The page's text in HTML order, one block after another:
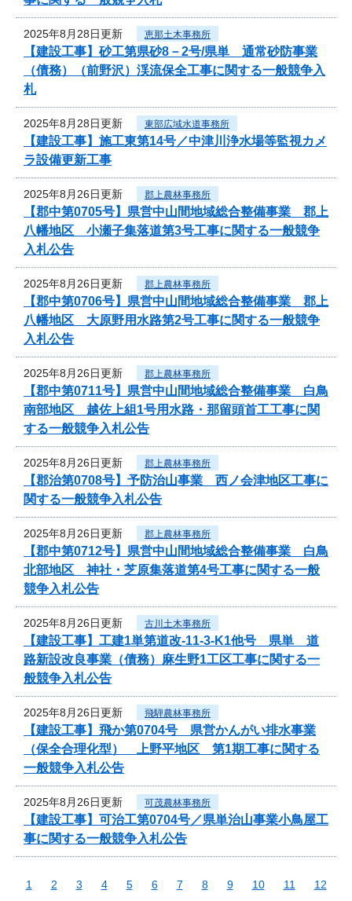
2025年8月28日更新 恵那土木事務所
【建設工事】砂工第県砂8－2号/県単 通常砂防事業
（債務）（前野沢）渓流保全工事に関する一般競争入
札
2025年8月28日更新 東部広域水道事務所
【建設工事】施工東第14号／中津川浄水場等監視カメ
ラ設備更新工事
2025年8月26日更新 郡上農林事務所
【郡中第0705号】県営中山間地域総合整備事業 郡上
八幡地区 小瀬子集落道第3号工事に関する一般競争
入札公告
2025年8月26日更新 郡上農林事務所
【郡中第0706号】県営中山間地域総合整備事業 郡上
八幡地区 大原野用水路第2号工事に関する一般競争
入札公告
2025年8月26日更新 郡上農林事務所
【郡中第0711号】県営中山間地域総合整備事業 白鳥
南部地区 越佐上組1号用水路・那留頭首工工事に関
する一般競争入札公告
2025年8月26日更新 郡上農林事務所
【郡治第0708号】予防治山事業 西ノ会津地区工事に
関する一般競争入札公告
2025年8月26日更新 郡上農林事務所
【郡中第0712号】県営中山間地域総合整備事業 白鳥
北部地区 神社・芝原集落道第4号工事に関する一般
競争入札公告
2025年8月26日更新 古川土木事務所
【建設工事】工建1単第道改-11-3-K1他号 県単 道
路新設改良事業（債務）麻生野1工区工事に関する一
般競争入札公告
2025年8月26日更新 飛騨農林事務所
【建設工事】飛か第0704号 県営かんがい排水事業
（保全合理化型） 上野平地区 第1期工事に関する
一般競争入札公告
2025年8月26日更新 可茂農林事務所
【建設工事】可治工第0704号／県単治山事業小鳥屋工
事に関する一般競争入札公告
1 2 3 4 5 6 7 8 9 10 11
12